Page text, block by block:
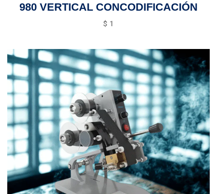
980 VERTICAL CONCODIFICACIÓN
$ 1